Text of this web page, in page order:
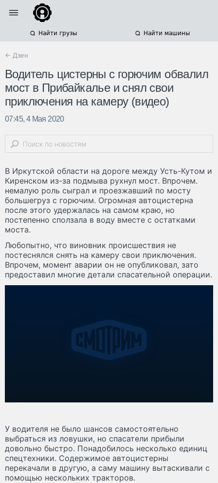
Найти грузы Найти машины
← Дзен
Водитель цистерны с горючим обвалил
мост в Прибайкалье и снял свои
приключения на камеру (видео)
07:45, 4 Мая 2020
В Иркутской области на дороге между Усть-Кутом и
Киренском из-за подмыва рухнул мост. Впрочем.
немалую роль сыграл и проезжавший по мосту
большегруз с горючим. Огромная автоцистерна
после этого удержалась на самом краю, но
постепенно сползала в воду вместе с остатками
моста.
Любопытно, что виновник происшествия не
постеснялся снять на камеру свои приключения.
Впрочем, момент аварии он не опубликовал, зато
предоставил многие детали спасательной операции.
У водителя не было шансов самостоятельно
выбраться из ловушки, но спасатели прибыли
довольно быстро. Понадобилось несколько единиц
спецтехники. Содержимое автоцистерны
перекачали в другую, а саму машину вытаскивали с
помощью нескольких тракторов.